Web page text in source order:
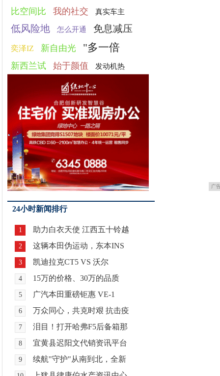
比空间比 我的社交 真实车主
低风险地 怎么开通 免息减压
奕泽IZ 新自由光 "多一倍
新西兰试 始于颜值 发动机热
广
24小时新闻排行
1 助力白衣天使 江西五十铃越
2 这辆本田伪运动，东本INS
3 凯迪拉克CT5 VS 沃尔
4 15万的价格、30万的品质
5 广汽本田重磅钜惠 VE-1
6 万众同心，共克时艰 抗击疫
7 泪目！打开哈弗F5后备箱那
8 宜黄县迟阳文代销资讯平台
9 续航"守护"从南到北，全新